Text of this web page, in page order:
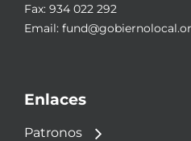
Fax: 934 022 292
Email:
Enlaces
Patronos